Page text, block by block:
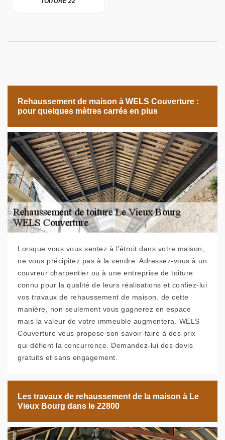
Rehaussement de maison à WELS Couverture :
pour quelques mètres carrés en plus
Lorsque vous vous sentez à l’étroit dans votre maison,
ne vous précipitez pas à la vendre. Adressez-vous à un
couvreur charpentier ou à une entreprise de toiture
connu pour la qualité de leurs réalisations et confiez-lui
vos travaux de rehaussement de maison. de cette
manière, non seulement vous gagnerez en espace
mais la valeur de votre immeuble augmentera. WELS
Couverture vous propose son savoir-faire à des prix
qui défient la concurrence. Demandez-lui des devis
gratuits et sans engagement.
Les travaux de rehaussement de la maison à Le
Vieux Bourg dans le 22800